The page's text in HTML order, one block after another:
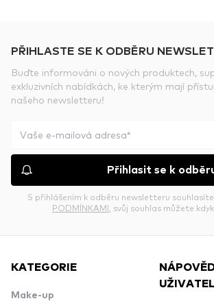
PŘIHLASTE SE K ODBĚRU
Buďte informováni o nových produktech,
exkluzivních nabídkách, ke kterým mají
našeho newsletteru!
Přihlasit se k
S přihlášením k odběru newsletteru
PODMÍNKAMI , svůj souhlas můžete
KATEGORIE
Make-up